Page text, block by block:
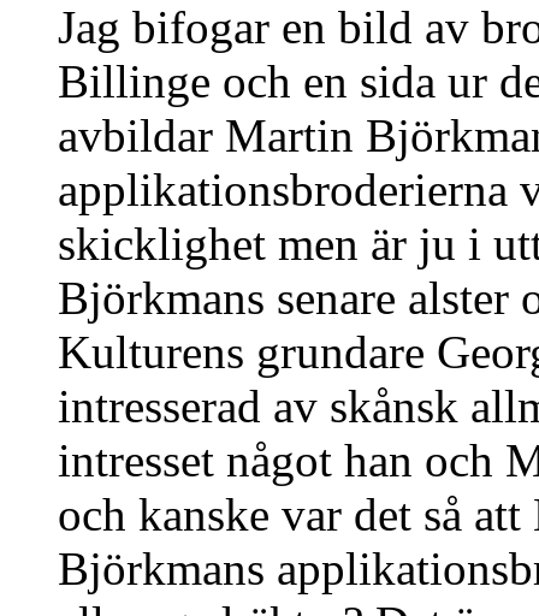
Jag bifogar en bild av
Billinge och en sida ur
avbildar Martin
applikationsbroderierna
skicklighet men är ju i
Björkmans senare alster
Kulturens grundare
intresserad av skånsk
intresset något han och
och kanske var det så
Björkmans